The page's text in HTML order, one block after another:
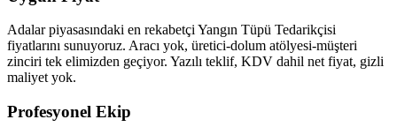
Adalar piyasasındaki en rekabetçi Yangın Tüpü Tedarikçisi
fiyatlarını sunuyoruz. Aracı yok, üretici-dolum atölyesi-müşteri
zinciri tek elimizden geçiyor. Yazılı teklif, KDV dahil net fiyat, gizli
maliyet yok.
Profesyonel Ekip